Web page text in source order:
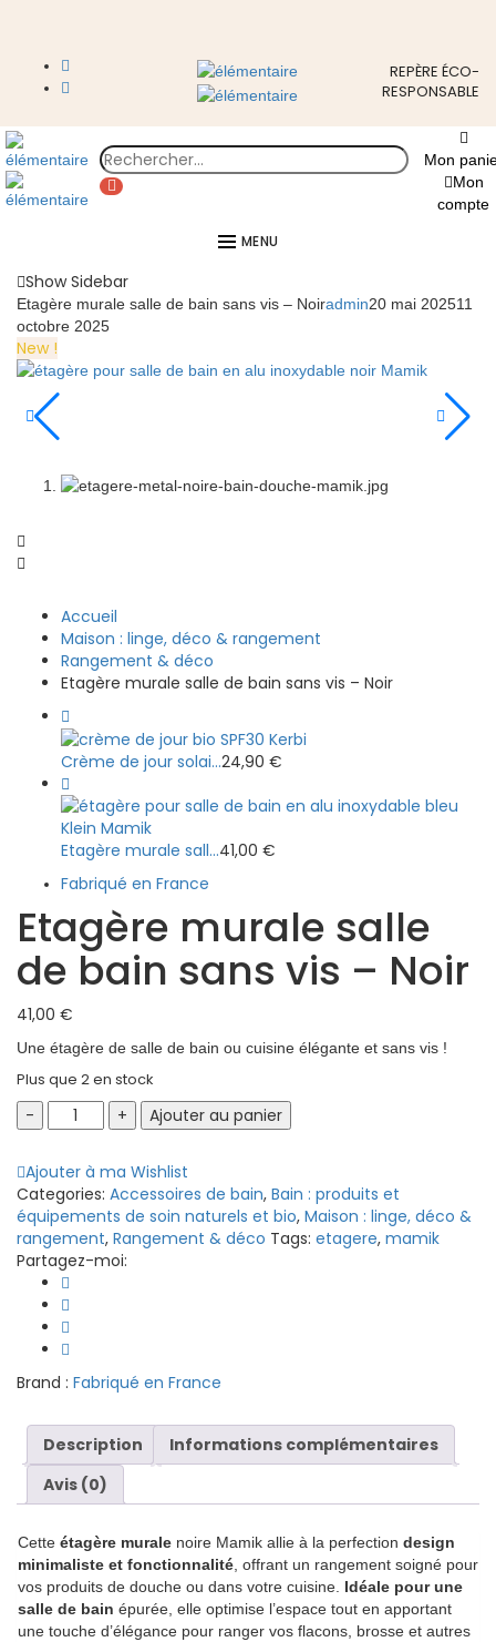
REPÈRE ÉCO-
RESPONSABLE
Mon
Mon
compte
MENU
Show Sidebar
Etagère murale salle de bain sans vis – Noiradmin20 mai 202511
octobre 2025
New !
Accueil
Maison : linge, déco & rangement
Rangement & déco
Etagère murale salle de bain sans vis – Noir
Crème de jour solai...24,90 €
Etagère murale sall...41,00 €
Fabriqué en France
Etagère murale salle
de bain sans vis – Noir
41,00 €
Une étagère de salle de bain ou cuisine élégante et sans vis !
Plus que 2 en stock
Etagère
murale
de
bain
sans
vis
-
Noir
quantity
Ajouter au panier
Ajouter à ma Wishlist
Categories: Accessoires de bain, Bain : produits et
équipements de soin naturels et bio, Maison : linge, déco &
rangement, Rangement & déco Tags: etagere, mamik
Partagez-moi:
Brand : Fabriqué en France
Description
Informations complémentaires
Avis (0)
Cette étagère murale noire Mamik allie à la perfection design
minimaliste et fonctionnalité , offrant un rangement soigné pour
vos produits de douche ou dans votre cuisine. Idéale pour une
salle de bain épurée, elle optimise l’espace tout en apportant
une touche d’élégance pour ranger vos flacons, brosse et autres